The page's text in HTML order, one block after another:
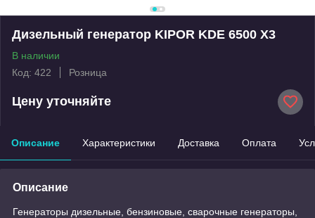
Дизельный генератор KIPOR KDE 6500 X3
В наличии
Код: 422
Розница
Цену уточняйте
Описание Характеристики Доставка Оплата
Описание
Генераторы дизельные, бензиновые, сварочные генераторы,